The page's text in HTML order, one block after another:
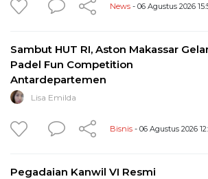
News - 06 Agustus 2026
Sambut HUT RI, Aston Makassar
Padel Fun Competition
Antardepartemen
Lisa Emilda
Bisnis - 06 Agustus 2026
Pegadaian Kanwil VI Resmi